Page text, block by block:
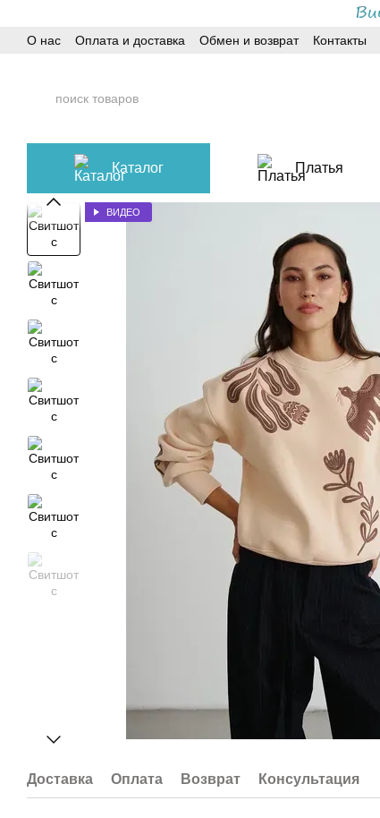
О нас
Оплата и доставка Обмен и возврат Контакты
Каталог Платья
ВИДЕО
Доставка Оплата Возврат Консультация